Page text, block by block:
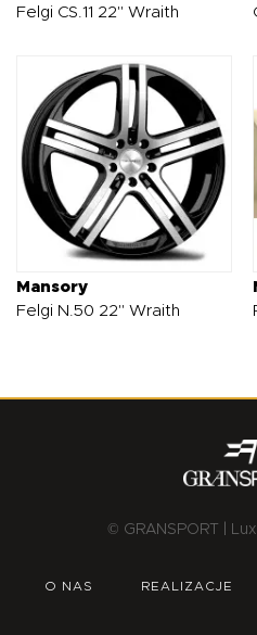
Felgi CS.11 22" Wraith
Mansory
Felgi N.50 22" Wraith
© GRANSPORT |
O NAS REALIZACJE